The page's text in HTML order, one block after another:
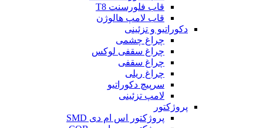
قاب فلورسنت T8
قاب لامپ هالوژن
دکوراتیو و تزئینی
چراغ چشمی
چراغ سقفی لوکس
چراغ سقفی
چراغ ریلی
سرپیچ دکوراتیو
لامپ تزئینی
پروژکتور
پروژکتور اس ام دی SMD